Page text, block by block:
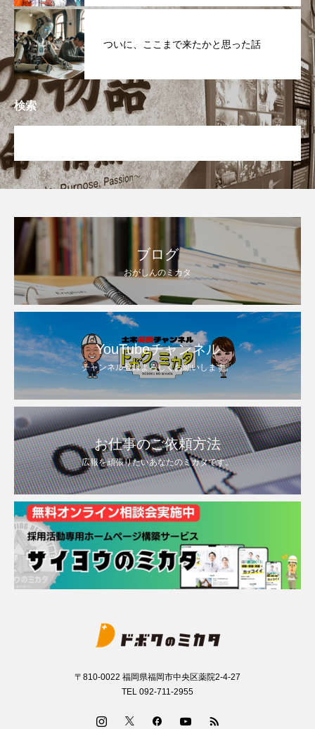
ついに、ここまで来たかと思った話
検索
ブログ
おがしんのミカタ
YouTubeチャンネル
チャンネル登録よろしくお願いします。
お仕事のご依頼方法
広報を頑張りたいあなたのミカタです。
〒810-0022 福岡県福岡市中央区薬院2-4-27
TEL 092-711-2955